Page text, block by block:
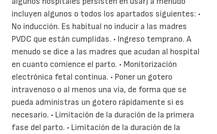
incluyen algunos o todos los apartados siguientes: •
No inducción. Es habitual no inducir a las madres
PVDC que están cumplidas. • Ingreso temprano. A
menudo se dice a las madres que acudan al hospital
en cuanto comience el parto. • Monitorización
electrónica fetal continua. • Poner un gotero
intravenoso o al menos una vía, de forma que se
pueda administras un gotero rápidamente si es
necesario. • Limitación de la duración de la primera
fase del parto. • Limitación de la duración de la